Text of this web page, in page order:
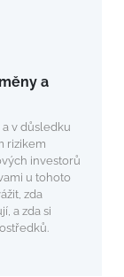
a
v důsledku
rizikem
investorů
u tohoto
zda
a zda si